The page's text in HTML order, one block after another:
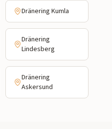
Dränering Kumla
Dränering
Lindesberg
Dränering
Askersund